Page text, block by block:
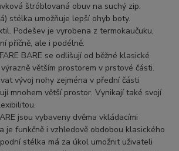
štróblovaná obuv na suchý zip.
stélka umožňuje lepší ohyb boty.
Podešev je vyrobena z termokaučuku,
příčně, ale i podélně.
BARE se odlišují od běžné klasické
větším prostorem v prstové části.
vývoj nohy zejména v přední části
mnohem větší prostor. Vynikají také svojí
jsou vybaveny dvěma vkládacími
je funkčně i vzhledově obdobou klasického
stélka má za úkol umožnit uživateli